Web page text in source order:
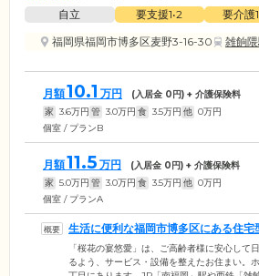
自立 要支援1•2 要介護
福岡県福岡市博多区麦野3-16-30
雑餉
月額10.1 万円 (入居金 0円) + 介護保険料
家 3.6万円 管 3.0万円 食 3.5万円 他 0万円
個室 / プランB
月額11.5 万円 (入居金 0円) + 介護保険料
家 5.0万円 管 3.0万円 食 3.5万円 他 0万円
個室 / プランA
生活に便利な福岡市博多区にある住宅
「桜花の宴悠愛」は、ご高齢者様に安心して
るよう、サービス・設備を整えたお住まい。